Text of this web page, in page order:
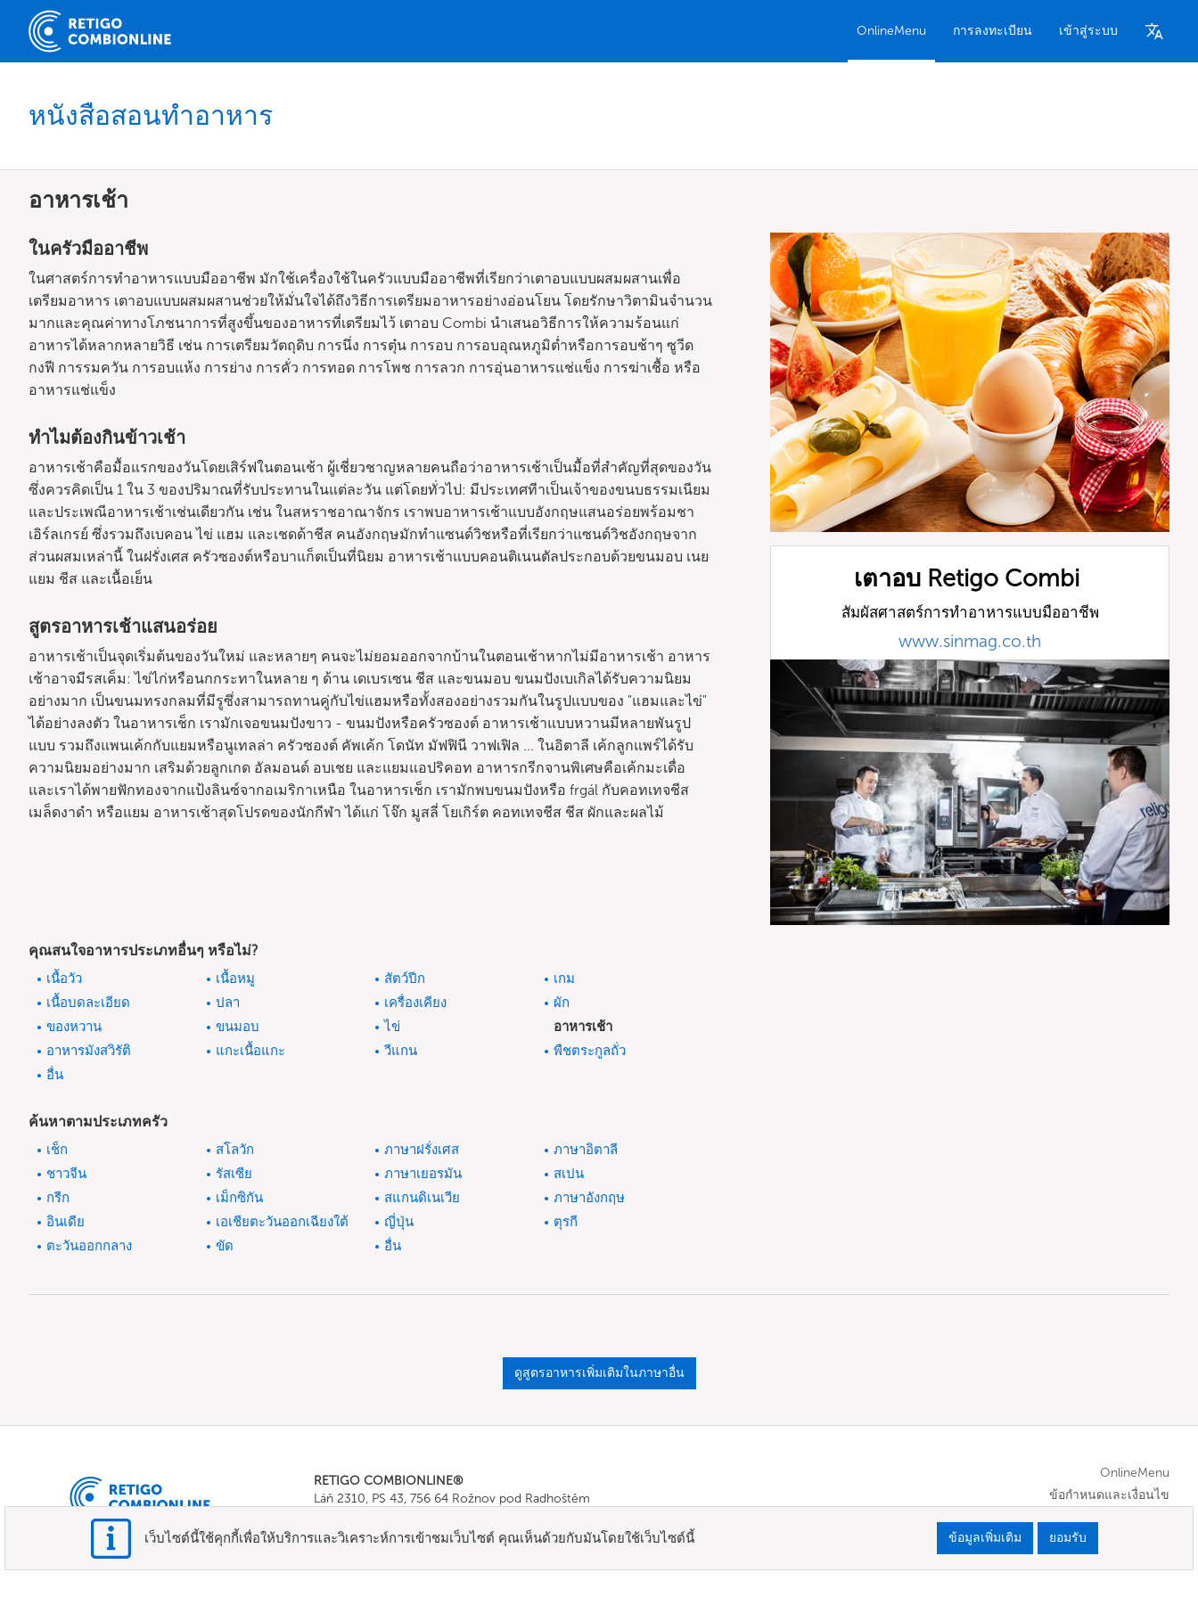
OnlineMenu การลงทะเบียน เข้าสู่ระบบ
หนังสือสอนทำอาหาร
อาหารเช้า
ในครัวมืออาชีพ
ในศาสตร์การทำอาหารแบบมืออาชีพ มักใช้เครื่องใช้ในครัวแบบมืออาชีพที่เรียกว่าเตาอบแบบผสมผสานเพื่อ
เตรียมอาหาร เตาอบแบบผสมผสานช่วยให้มั่นใจได้ถึงวิธีการเตรียมอาหารอย่างอ่อนโยน โดยรักษาวิตามินจำนวน
มากและคุณค่าทางโภชนาการที่สูงขึ้นของอาหารที่เตรียมไว้ เตาอบ Combi นำเสนอวิธีการให้ความร้อนแก่
อาหารได้หลากหลายวิธี เช่น การเตรียมวัตถุดิบ การนึ่ง การตุ๋น การอบ การอบอุณหภูมิต่ำหรือการอบช้าๆ ซูวีด
กงฟี การรมควัน การอบแห้ง การย่าง การคั่ว การทอด การโพช การลวก การอุ่นอาหารแช่แข็ง การฆ่าเชื้อ หรือ
อาหารแช่แข็ง
ทำไมต้องกินข้าวเช้า
อาหารเช้าคือมื้อแรกของวันโดยเสิร์ฟในตอนเช้า ผู้เชี่ยวชาญหลายคนถือว่าอาหารเช้าเป็นมื้อที่สำคัญที่สุดของวัน
ซึ่งควรคิดเป็น 1 ใน 3 ของปริมาณที่รับประทานในแต่ละวัน แต่โดยทั่วไป: มีประเทศทีาเป็นเจ้าของขนบธรรมเนียม
และประเพณีอาหารเช้าเช่นเดียวกัน เช่น ในสหราชอาณาจักร เราพบอาหารเช้าแบบอังกฤษแสนอร่อยพร้อมชา
เอิร์ลเกรย์ ซึ่งรวมถึงเบคอน ไข่ แฮม และเชดด้าชีส คนอังกฤษมักทำแซนด์วิชหรือที่เรียกว่าแซนด์วิชอังกฤษจาก
ส่วนผสมเหล่านี้ ในฝรั่งเศส ครัวซองต์หรือบาแก็ตเป็นที่นิยม อาหารเช้าแบบคอนติเนนตัลประกอบด้วยขนมอบ เนย
แยม ชีส และเนื้อเย็น
สูตรอาหารเช้าแสนอร่อย
อาหารเช้าเป็นจุดเริ่มต้นของวันใหม่ และหลายๆ คนจะไม่ยอมออกจากบ้านในตอนเช้าหากไม่มีอาหารเช้า อาหาร
เช้าอาจมีรสเค็ม: ไข่ไก่หรือนกกระทาในหลาย ๆ ด้าน เดเบรเซน ชีส และขนมอบ ขนมปังเบเกิลได้รับความนิยม
อย่างมาก เป็นขนมทรงกลมที่มีรูซึ่งสามารถทานคู่กับไข่แฮมหรือทั้งสองอย่างรวมกันในรูปแบบของ "แฮมและไข่"
ได้อย่างลงตัว ในอาหารเช็ก เรามักเจอขนมปังขาว - ขนมปังหรือครัวซองต์ อาหารเช้าแบบหวานมีหลายพันรูป
แบบ รวมถึงแพนเค้กกับแยมหรือนูเทลล่า ครัวซองต์ คัพเค้ก โดนัท มัฟฟินี วาฟเฟิล ... ในอิตาลี เค้กลูกแพร์ได้รับ
ความนิยมอย่างมาก เสริมด้วยลูกเกด อัลมอนด์ อบเชย และแยมแอปริคอท อาหารกรีกจานพิเศษคือเค้กมะเดื่อ
และเราได้พายฟักทองจากแป้งลินซ์จากอเมริกาเหนือ ในอาหารเช็ก เรามักพบขนมปังหรือ frgál กับคอทเทจชีส
เมล็ดงาดำ หรือแยม อาหารเช้าสุดโปรดของนักกีฬา ได้แก่ โจ๊ก มูสลี่ โยเกิร์ต คอทเทจชีส ชีส ผักและผลไม้
เตาอบ Retigo Combi
สัมผัสศาสตร์การทำอาหารแบบมืออาชีพ
www.sinmag.co.th
คุณสนใจอาหารประเภทอื่นๆ หรือไม่?
เนื้อวัว เนื้อหมู สัตว์ปีก
เกม
เนื้อบดละเอียด
ปลา เครื่องเคียง
ผัก
ของหวาน
ขนมอบ ไข่
อาหารเช้า
อาหารมังสวิรัติ
แกะเนื้อแกะ วีแกน
พืชตระกูลถั่ว
อื่น
ค้นหาตามประเภทครัว
เช็ก สโลวัก ภาษาฝรั่งเศส
ภาษาอิตาลี
ชาวจีน
รัสเซีย ภาษาเยอรมัน
สเปน
กรีก
เม็กซิกัน สแกนดิเนเวีย
ภาษาอังกฤษ
อินเดีย
เอเชียตะวันออกเฉียงใต้ ญี่ปุ่น
ตุรกี
ตะวันออกกลาง
ขัด อื่น
ดูสูตรอาหารเพิ่มเติมในภาษาอื่น
RETIGO COMBIONLINE®
Láň 2310, PS 43, 756 64 Rožnov pod Radhoštěm
E-mail:info@combionline.com
OnlineMenu
ข้อกำหนดและเงื่อนไข
เว็บไซต์นี้ใช้คุกกี้เพื่อให้บริการและวิเคราะห์การเข้าชมเว็บไซต์ คุณเห็นด้วยกับมันโดยใช้เว็บไซต์นี้ ข้อมูลเพิ่มเติม ยอมรับ